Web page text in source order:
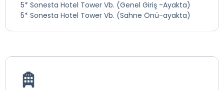
5* Sonesta Hotel Tower Vb. (Genel Giriş -Ayakta)
5* Sonesta Hotel Tower Vb. (Sahne Önü-ayakta)